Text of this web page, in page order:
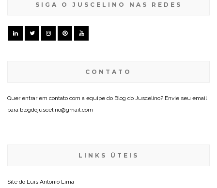
SIGA O JUSCELINO NAS REDES
CONTATO
Quer entrar em contato com a equipe do Blog do Juscelino? Envie seu email
para blogdojuscelino@gmail.com
LINKS ÚTEIS
Site do Luis Antonio Lima